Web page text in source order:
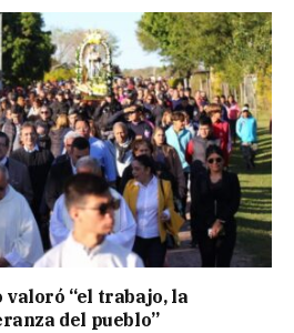
valoró “el trabajo, la
del pueblo”